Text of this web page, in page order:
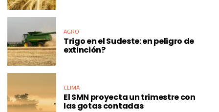
AGRO
Trigo en el Sudeste: en peligro de
extinción?
CLIMA
El SMN proyecta un trimestre con
las gotas contadas